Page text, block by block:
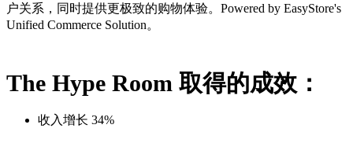
户关系，同时提供更极致的购物体验。Powered by EasyStore's
Unified Commerce Solution。
The Hype Room 取得的成效：
收入增长 34%